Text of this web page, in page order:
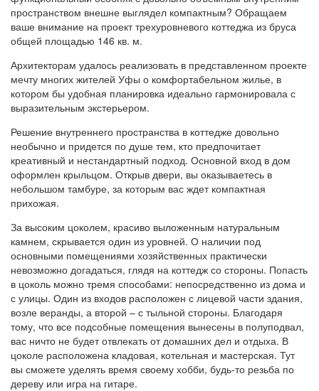
пространством внешне выглядел компактным? Обращаем
ваше внимание на проект трехуровневого коттеджа из бруса
общей площадью 146 кв. м.
Архитекторам удалось реализовать в представленном проекте
мечту многих жителей Уфы о комфортабельном жилье, в
котором бы удобная планировка идеально гармонировала с
выразительным экстерьером.
Решение внутреннего пространства в коттедже довольно
необычно и придется по душе тем, кто предпочитает
креативный и нестандартный подход. Основной вход в дом
оформлен крыльцом. Открыв двери, вы оказываетесь в
небольшом тамбуре, за которым вас ждет компактная
прихожая.
За высоким цоколем, красиво выложенным натуральным
камнем, скрывается один из уровней. О наличии под
основными помещениями хозяйственных практически
невозможно догадаться, глядя на коттедж со стороны. Попасть
в цоколь можно тремя способами: непосредственно из дома и
с улицы. Один из входов расположен с лицевой части здания,
возле веранды, а второй – с тыльной стороны. Благодаря
тому, что все подсобные помещения вынесены в полуподвал,
вас ничто не будет отвлекать от домашних дел и отдыха. В
цоколе расположена кладовая, котельная и мастерская. Тут
вы сможете уделять время своему хобби, будь-то резьба по
дереву или игра на гитаре.